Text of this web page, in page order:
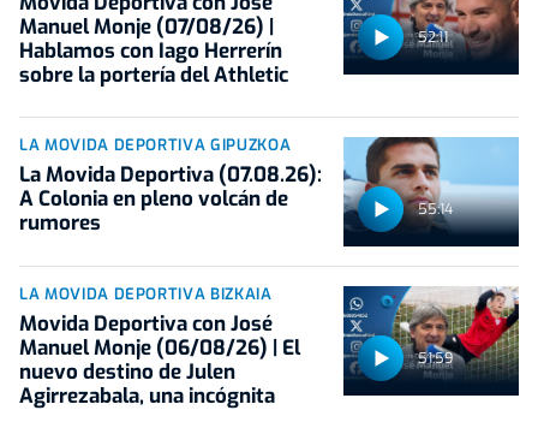
52:11
Manuel Monje (07/08/26) |
Hablamos con Iago Herrerín
sobre la portería del Athletic
55:14
LA MOVIDA DEPORTIVA GIPUZKOA
La Movida Deportiva (07.08.26):
A Colonia en pleno volcán de
rumores
51:59
LA MOVIDA DEPORTIVA BIZKAIA
Movida Deportiva con José
Manuel Monje (06/08/26) | El
nuevo destino de Julen
Agirrezabala, una incógnita